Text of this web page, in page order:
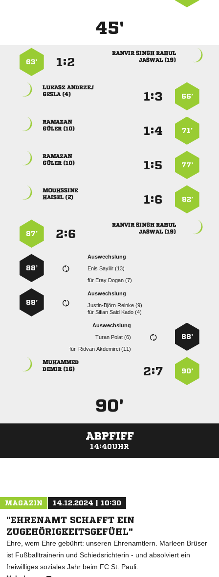
45'
  
 
:
63’
66’
:
 
 
71’
:

 
77’
:

 
82’
:

 
  
 
:
87’
Auswechslung
  
für   
88’
Auswechslung
  
für   
88’
88’
Auswechslung
  
für   
90’
:

 
90'
ABPFIFF
14:40UHR
MAGAZIN 14.12.2024 | 10:30
"EHRENAMT SCHAFFT EIN
ZUGEHÖRIGKEITSGEFÜHL"
Ehre, wem Ehre gebührt: unseren Ehrenamtlern. Marleen Brüser
ist Fußballtrainerin und Schiedsrichterin - und absolviert ein
freiwilliges soziales Jahr beim FC St. Pauli.